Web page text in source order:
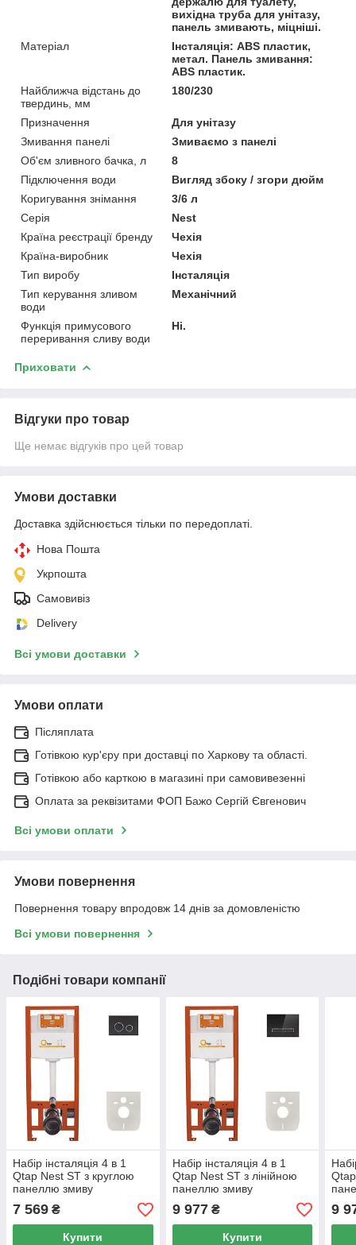
вихідна труба для унітазу,
панель змивають, міцніші.
Матеріал
Інсталяція: ABS пластик,
метал. Панель змивання:
ABS пластик.
Найближча відстань до
твердинь, мм
180/230
Призначення
Для унітазу
Змивання панелі
Змиваємо з панелі
Об'єм зливного бачка, л
8
Підключення води
Вигляд збоку / згори дюйм
Коригування знімання
3/6 л
Серія
Nest
Країна реєстрації бренду
Чехія
Країна-виробник
Чехія
Тип виробу
Інсталяція
Тип керування зливом
води
Механічний
Функція примусового
переривання сливу води
Ні.
Приховати
Відгуки про товар
Ще немає відгуків про цей товар
Умови доставки
Доставка здійснюється тільки по передоплаті.
Нова Пошта
Укрпошта
Самовивіз
Delivery
Всі умови доставки
Умови оплати
Післяплата
Готівкою кур'єру при доставці по Харкову та області.
Готівкою або карткою в магазині при самовивезенні
Оплата за реквізитами ФОП Бажо Сергій Євгенович
Всі умови оплати
Умови повернення
Повернення товару впродовж 14 днів за домовленістю
Всі умови повернення
Подібні товари компанії
Набір інсталяція 4 в 1
Qtap Nest ST з круглою
панеллю змиву
QT0133M425M11V1146MB
7 569 ₴
Купити
Набір інсталяція 4 в 1
Qtap Nest ST з лінійною
панеллю змиву
QT0133M425V1107GB
9 977₴
Купити
9